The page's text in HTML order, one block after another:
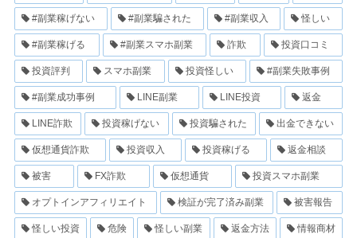
#副業稼げない #副業騙された #副業収入 怪しい
#副業稼げる #副業スマホ副業 詐欺 投資口コミ
投資評判 スマホ副業 投資怪しい #副業失敗事例
#副業成功事例 LINE副業 LINE投資 返金
LINE詐欺 投資稼げない 投資騙された 出金できない
仮想通貨詐欺 投資収入 投資稼げる 返金相談
被害 FX詐欺 仮想通貨 投資スマホ副業
オプトインアフィリエイト 検証が完了済み副業 被害報告
怪しい投資 危険 怪しい副業 返金方法 情報商材